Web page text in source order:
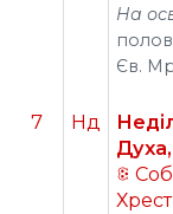
На
Єв.
7 Нд